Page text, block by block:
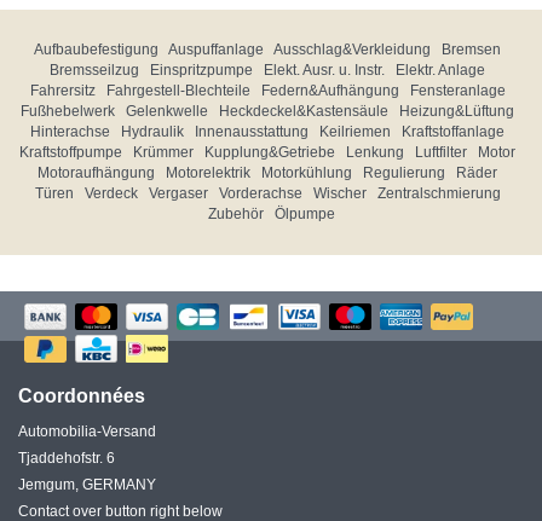
Aufbaubefestigung Auspuffanlage Ausschlag&Verkleidung
Bremsen
Bremsseilzug
Einspritzpumpe Elekt. Ausr. u. Instr.
Elektr. Anlage
Fahrersitz
Fahrgestell-Blechteile Federn&Aufhängung
Fensteranlage
Fußhebelwerk
Gelenkwelle Heckdeckel&Kastensäule
Heizung&Lüftung
Hinterachse
Hydraulik Innenausstattung Keilriemen
Kraftstoffanlage
Kraftstoffpumpe
Krümmer Kupplung&Getriebe Lenkung Luftfilter
Motor
Motoraufhängung
Motorelektrik Motorkühlung Regulierung
Räder
Türen
Verdeck Vergaser Vorderachse Wischer
Zentralschmierung
Zubehör
Ölpumpe
Coordonnées
Automobilia-Versand
Tjaddehofstr. 6
Jemgum, GERMANY
Contact over button right below